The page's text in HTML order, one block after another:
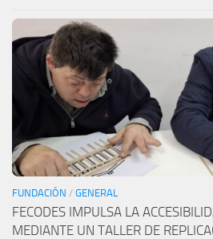
FUNDACIÓN / GENERAL
FECODES IMPULSA LA
MEDIANTE UN TALLER DE